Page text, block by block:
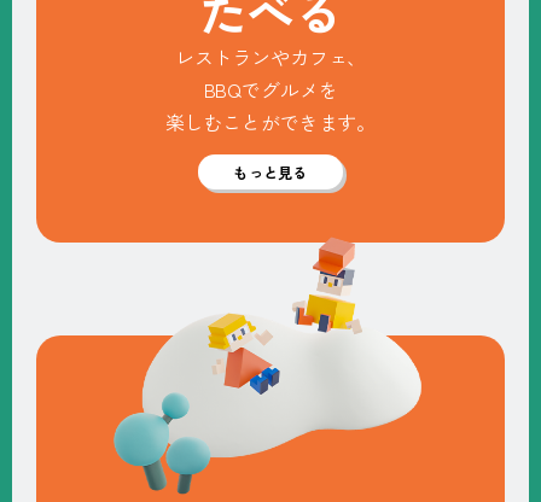
レストランやカフェ、
BBQでグルメを
楽しむことができます。
もっと見る